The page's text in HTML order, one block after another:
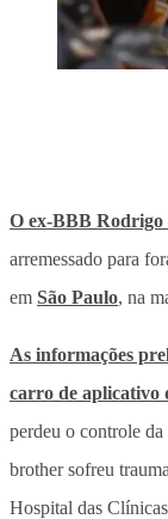
O ex-BBB Rodrigo
arremessado para
em São Paulo, na
As informações
carro de aplicativo
perdeu o controle
brother sofreu
Hospital das